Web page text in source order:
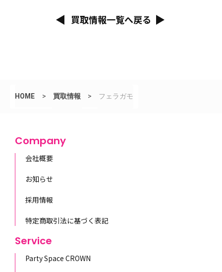
買取情報一覧へ戻る
HOME > 買取情報 > フェラガモ
Company
会社概要
お知らせ
採用情報
特定商取引法に基づく表記
Service
Party Space CROWN